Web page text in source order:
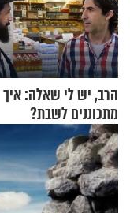
הרב, יש לי שאלה: איך
מתכוננים לשבת?